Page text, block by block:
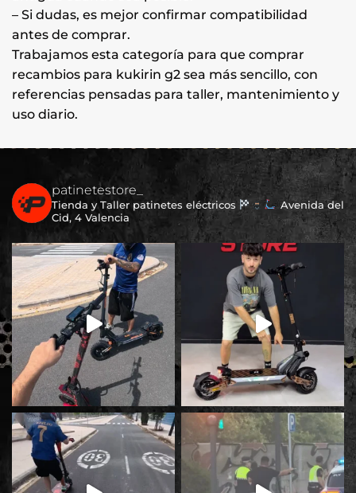
– Si dudas, es mejor confirmar compatibilidad
antes de comprar.
Trabajamos esta categoría para que comprar
recambios para kukirin g2 sea más sencillo, con
referencias pensadas para taller, mantenimiento y
uso diario.
patinetestore_
Tienda y Taller patinetes eléctricos
Avenida del
Cid, 4 Valencia